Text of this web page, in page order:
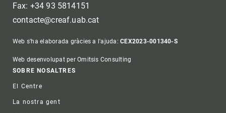
Fax: +34 93 5814151
contacte@creaf.uab.cat
Web s'ha elaborada gràcies a l'ajuda:CEX2023-001340-S
Web desenvolupat per Omitsis Consulting
Footer
SOBRE NOSALTRES
El Centre
La nostra gent